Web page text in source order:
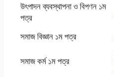
উৎপাদন ব্যবস্থাপনা ও বিপণন ১ম
পত্র
সমাজ বিজ্ঞান ১ম পত্র
সমাজ কর্ম ১ম পত্র